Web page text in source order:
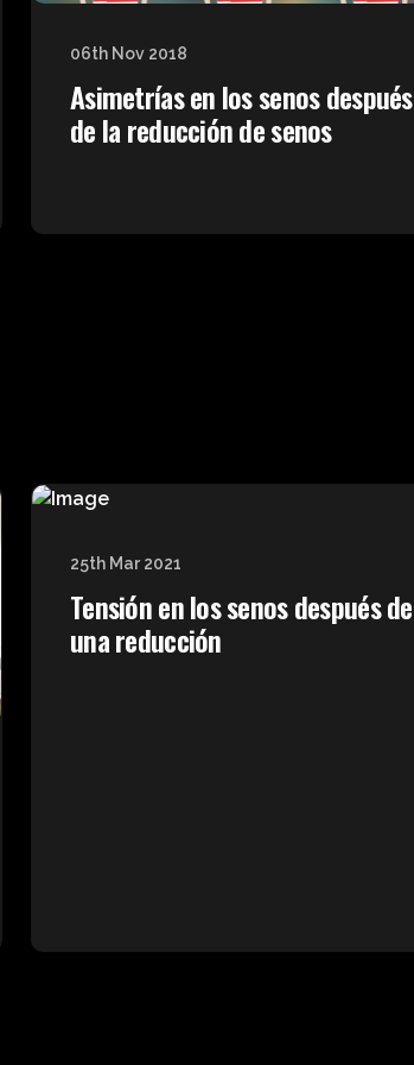
06th Nov 2018
Asimetrías en los senos después
de la reducción de senos
25th Mar 2021
Tensión en los senos después de
una reducción